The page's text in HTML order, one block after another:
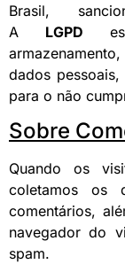
Brasil,
A LGPD
dados
para o não
Sobre
Quando os
coletamos os
comentários,
navegador do
spam.